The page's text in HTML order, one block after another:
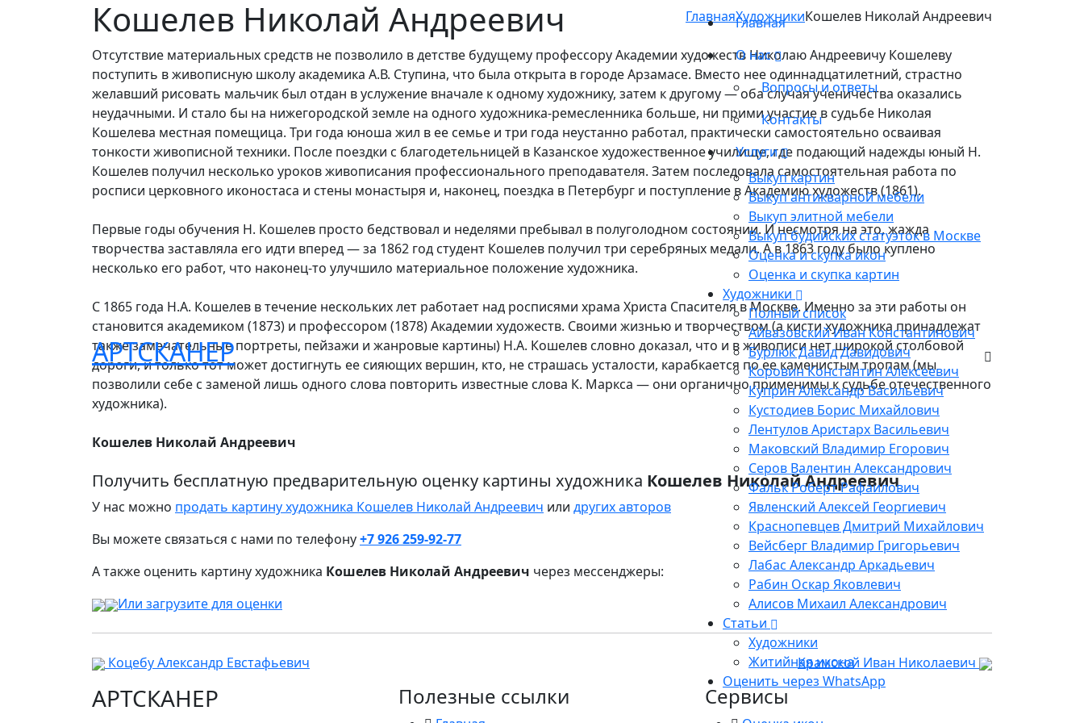
АРТСКАНЕР
Главная
О нас
Вопросы и ответы
Контакты
Услуги
Выкуп картин
Выкуп антикварной мебели
Выкуп элитной мебели
Выкуп будийских статуэток в Москве
Оценка и скупка икон
Оценка и скупка картин
Художники
Полный список
Айвазовский Иван Константинович
Бурлюк Давид Давидович
Коровин Константин Алексеевич
Куприн Александр Васильевич
Кустодиев Борис Михайлович
Лентулов Аристарх Васильевич
Маковский Владимир Егорович
Серов Валентин Александрович
Фальк Роберт Рафаилович
Явленский Алексей Георгиевич
Краснопевцев Дмитрий Михайлович
Вейсберг Владимир Григорьевич
Лабас Александр Аркадьевич
Рабин Оскар Яковлевич
Алисов Михаил Александрович
Статьи
Художники
Житийная икона
Оценить через WhatsApp
Кошелев Николай Андреевич ГлавнаяХудожникиКошелев Николай Андреевич
Отсутствие материальных средств не позволило в детстве будущему профессору Академии художеств Николаю Андреевичу Кошелеву
поступить в живописную школу академика А.В. Ступина, что была открыта в городе Арзамасе. Вместо нее одиннадцатилетний, страстно
желавший рисовать мальчик был отдан в услужение вначале к одному художнику, затем к другому — оба случая ученичества оказались
неудачными. И стало бы на нижегородской земле на одного художника-ремесленника больше, ни прими участие в судьбе Николая
Кошелева местная помещица. Три года юноша жил в ее семье и три года неустанно работал, практически самостоятельно осваивая
тонкости живописной техники. После поездки с благодетельницей в Казанское художественное училище, где подающий надежды юный Н.
Кошелев получил несколько уроков живописания профессионального преподавателя. Затем последовала самостоятельная работа по
росписи церковного иконостаса и стены монастыря и, наконец, поездка в Петербург и поступление в Академию художеств (1861).
Первые годы обучения Н. Кошелев просто бедствовал и неделями пребывал в полуголодном состоянии. И несмотря на это, жажда
творчества заставляла его идти вперед — за 1862 год студент Кошелев получил три серебряных медали. А в 1863 году было куплено
несколько его работ, что наконец-то улучшило материальное положение художника.
С 1865 года Н.А. Кошелев в течение нескольких лет работает над росписями храма Христа Спасителя в Москве. Именно за эти работы он
становится академиком (1873) и профессором (1878) Академии художеств. Своими жизнью и творчеством (а кисти художника принадлежат
также замечательные портреты, пейзажи и жанровые картины) Н.А. Кошелев словно доказал, что и в живописи нет широкой столбовой
дороги, и только тот может достигнуть ее сияющих вершин, кто, не страшась усталости, карабкается по ее каменистым тропам (мы
позволили себе с заменой лишь одного слова повторить известные слова К. Маркса — они органично применимы к судьбе отечественного
художника).
Кошелев Николай Андреевич
Получить бесплатную предварительную оценку картины художника Кошелев Николай Андреевич
У нас можно продать картину художника Кошелев Николай Андреевич или других авторов
Вы можете связаться с нами по телефону+7 926 259-92-77
А также оценить картину художника Кошелев Николай Андреевич через мессенджеры:
Или загрузите для оценки
Коцебу Александр Евстафьевич Крамской Иван Николаевич
АРТСКАНЕР Полезные ссылки Сервисы